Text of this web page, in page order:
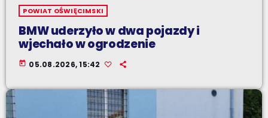
POWIAT OŚWIĘCIMSKI
BMW uderzyło w dwa pojazdy i
wjechało w ogrodzenie
today 05.08.2026, 15:42